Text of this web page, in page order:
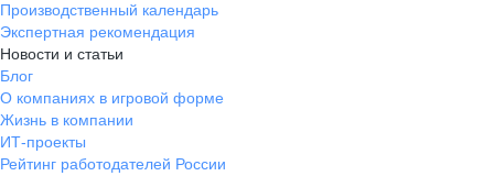
Производственный календарь
Экспертная рекомендация
Новости и статьи
Блог
О компаниях в игровой форме
Жизнь в компании
ИТ-проекты
Рейтинг работодателей России